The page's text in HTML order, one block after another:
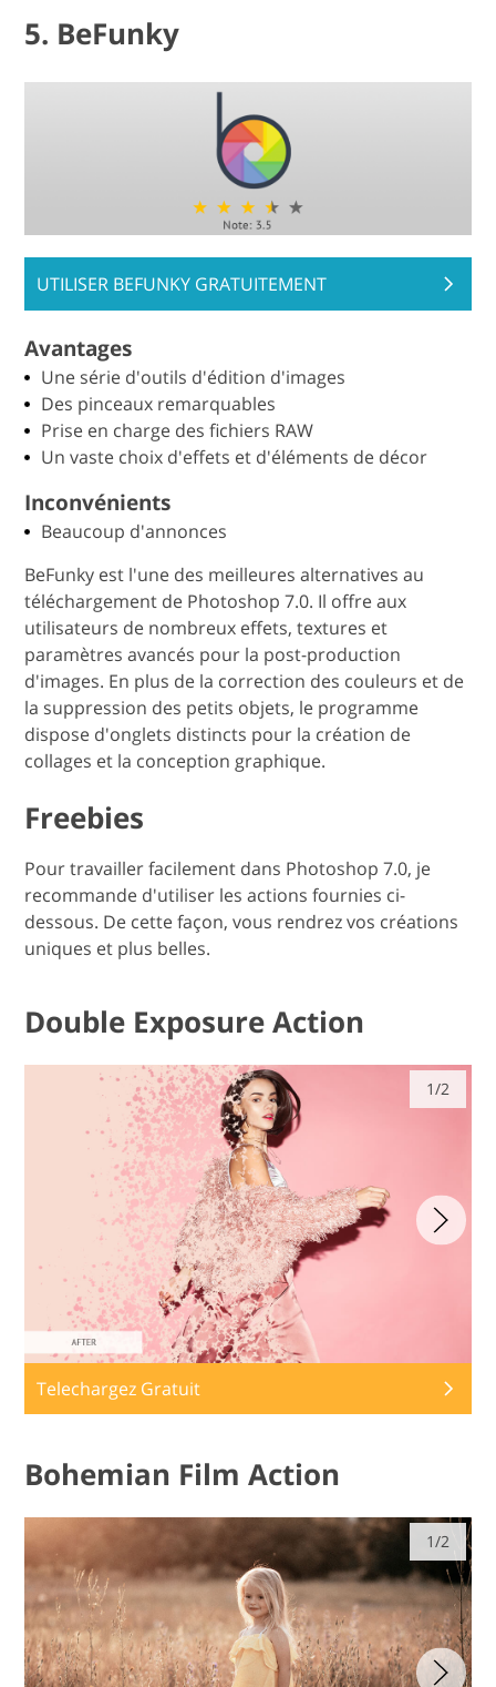
5. BeFunky
UTILISER BEFUNKY GRATUITEMENT
Avantages
Une série d'outils d'édition d'images
Des pinceaux remarquables
Prise en charge des fichiers RAW
Un vaste choix d'effets et d'éléments de décor
Inconvénients
Beaucoup d'annonces
BeFunky est l'une des meilleures alternatives au
téléchargement de Photoshop 7.0. Il offre aux
utilisateurs de nombreux effets, textures et
paramètres avancés pour la post-production
d'images. En plus de la correction des couleurs et de
la suppression des petits objets, le programme
dispose d'onglets distincts pour la création de
collages et la conception graphique.
Freebies
Pour travailler facilement dans Photoshop 7.0, je
recommande d'utiliser les actions fournies ci-
dessous. De cette façon, vous rendrez vos créations
uniques et plus belles.
Double Exposure Action
1/2
Telechargez Gratuit
Bohemian Film Action
1/2